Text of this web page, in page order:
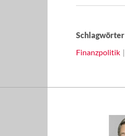
Schlagwörter
Finanzpolitik